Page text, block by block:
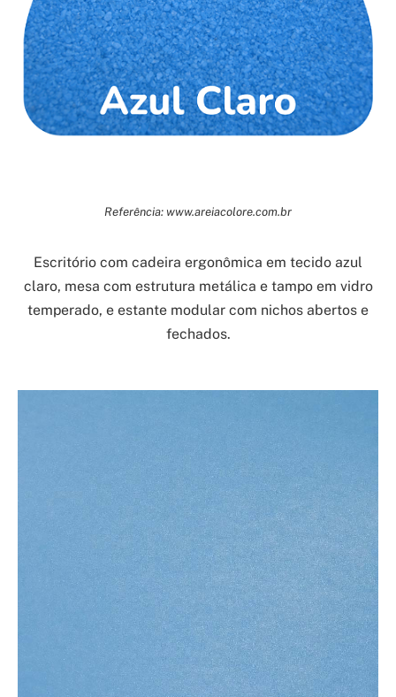
Referência: www.areiacolore.com.br
Escritório com cadeira ergonômica em tecido azul
claro, mesa com estrutura metálica e tampo em vidro
temperado, e estante modular com nichos abertos e
fechados.